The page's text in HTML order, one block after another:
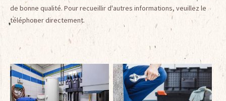
de bonne qualité. Pour recueillir d'autres informations, veuillez le
téléphoner directement.